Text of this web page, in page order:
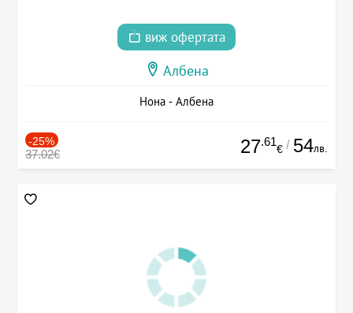
виж офертата
Албена
Нона - Албена
-25%
37.02€ 27.61
€ / 54лв.